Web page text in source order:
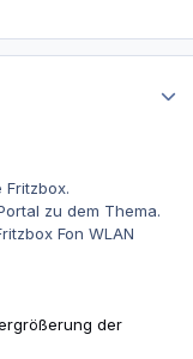
zu dem Thema.
Fon WLAN
der